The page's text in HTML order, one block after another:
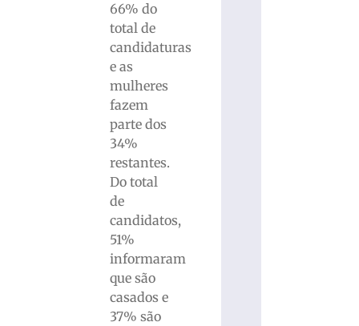
66% do
total de
candidaturas
e as
mulheres
fazem
parte dos
34%
restantes.
Do total
de
candidatos,
51%
informaram
que são
casados e
37% são